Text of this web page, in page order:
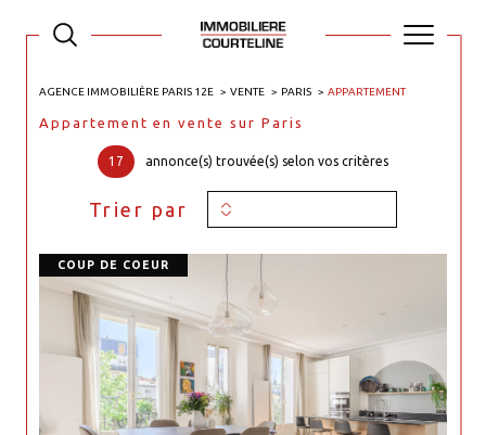
AGENCE IMMOBILIÈRE PARIS 12E VENTE PARIS APPARTEMENT
Appartement en vente sur Paris
17 annonce(s) trouvée(s) selon vos critères
Trier par
COUP DE COEUR